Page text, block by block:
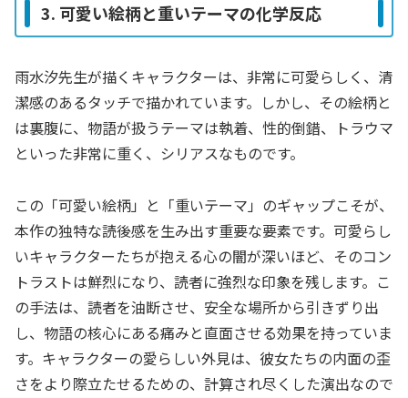
3. 可愛い絵柄と重いテーマの化学反応
雨水汐先生が描くキャラクターは、非常に可愛らしく、清
潔感のあるタッチで描かれています。しかし、その絵柄と
は裏腹に、物語が扱うテーマは執着、性的倒錯、トラウマ
といった非常に重く、シリアスなものです。
この「可愛い絵柄」と「重いテーマ」のギャップこそが、
本作の独特な読後感を生み出す重要な要素です。可愛らし
いキャラクターたちが抱える心の闇が深いほど、そのコン
トラストは鮮烈になり、読者に強烈な印象を残します。こ
の手法は、読者を油断させ、安全な場所から引きずり出
し、物語の核心にある痛みと直面させる効果を持っていま
す。キャラクターの愛らしい外見は、彼女たちの内面の歪
さをより際立たせるための、計算され尽くした演出なので